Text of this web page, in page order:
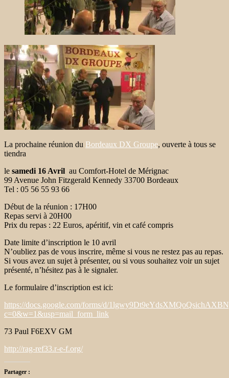
La prochaine réunion du Bordeaux DX Groupe, ouverte à tous se
tiendra
le samedi 16 Avril au Comfort-Hotel de Mérignac
99 Avenue John Fitzgerald Kennedy 33700 Bordeaux
Tel : 05 56 55 93 66
Début de la réunion : 17H00
Repas servi à 20H00
Prix du repas : 22 Euros, apéritif, vin et café compris
Date limite d’inscription le 10 avril
N’oubliez pas de vous inscrire, même si vous ne restez pas au repas.
Si vous avez un sujet à présenter, ou si vous souhaitez voir un sujet
présenté, n’hésitez pas à le signaler.
Le formulaire d’inscription est ici:
https://docs.google.com/forms/d/
c=0&w=1&usp=mail_form_link
73 Paul F6EXV GM
http://rag-ref33.r-e-f.org/
Partager :